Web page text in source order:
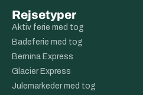
Rejsetyper
Aktiv ferie med tog
Badeferie med tog
Bernina Express
Glacier Express
Julemarkeder med tog